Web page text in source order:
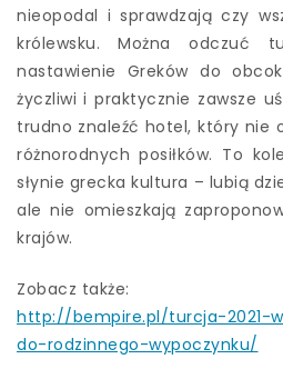
nieopodal i sprawdzają czy
królewsku. Można odczuć
nastawienie Greków do
życzliwi i praktycznie zawsze
trudno znaleźć hotel, który nie
różnorodnych posiłków. To
słynie grecka kultura – lubią
ale nie omieszkają
krajów.
Zobacz także:
http://bempire.pl/turcja-2021-
do-rodzinnego-wypoczynku/